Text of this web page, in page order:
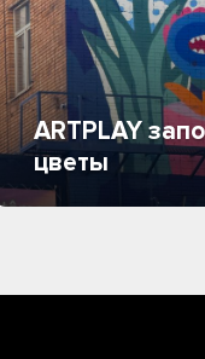
ARTPLAY
цветы